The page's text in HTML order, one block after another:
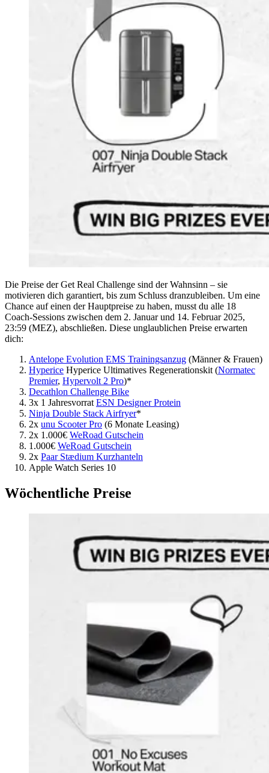
Die Preise der Get Real Challenge sind der Wahnsinn – sie
motivieren dich garantiert, bis zum Schluss dranzubleiben. Um eine
Chance auf einen der Hauptpreise zu haben, musst du alle 18
Coach-Sessions zwischen dem 2. Januar und 14. Februar 2025,
23:59 (MEZ), abschließen. Diese unglaublichen Preise erwarten
dich:
Antelope Evolution EMS Trainingsanzug (Männer & Frauen)
Hyperice Hyperice Ultimatives Regenerationskit (Normatec
Premier, Hypervolt 2 Pro)*
Decathlon Challenge Bike
3x 1 Jahresvorrat ESN Designer Protein
Ninja Double Stack Airfryer*
2x unu Scooter Pro (6 Monate Leasing)
2x 1.000€ WeRoad Gutschein
1.000€ WeRoad Gutschein
2x Paar Stædium Kurzhanteln
Apple Watch Series 10
Wöchentliche Preise